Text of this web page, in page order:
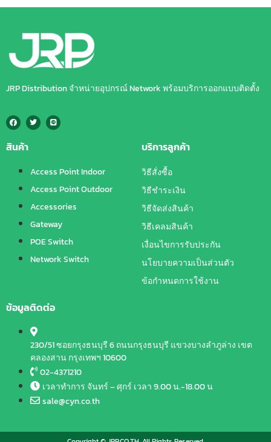
JRP Distribution จำหน่ายอุปกรณ์ Network พร้อมบริการออกแบบติดตั้ง
สินค้า
Access Point Indoor
Access Point Outdoor
Accessories
Gateway
POE Switch
Network Switch
บริการลูกค้า
วิธีสั่งซื้อ
วิธีชำระเงิน
วิธีจัดส่งสินค้า
วิธีเคลมสินค้า
เงื่อนไขการรับประกัน
นโยบายความเป็นส่วนตัว
ข้อกำหนดการใช้งาน
ข้อมูลติดต่อ
230/51 ซอยกรุงธนบุรี 6 ถนนกรุงธนบุรี แขวงบางลำภูล่าง เขต
คลองสาน กรุงเทพฯ 10600
02-4371210
เวลาทำการ จันทร์ – ศุกร์ เวลา 9.00 น.-18.00 น
sale@cyn.co.th